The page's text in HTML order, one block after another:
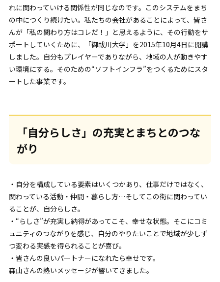
れに関わっていける関係性が同じなのです。このシステムをまち
の中につくり続けたい。私たちの会社があることによって、皆さ
んが「私の関わり方はコレだ！」と思えるように、その行動をサ
ポートしていくために、「御祓川大学」を2015年10月4日に開講
しました。自分もプレイヤーでありながら、地域の人が動きやす
い環境にする。そのための“ソフトインフラ”をつくるためにスタ
ートした事業です。
「自分らしさ」の充実とまちとのつな
がり
・自分を構成している要素はいくつかあり、仕事だけではなく、
関わっている活動・仲間・暮らし方…そしてこの街に関わってい
ることが、自分らしさ。
・“らしさ”が充実し納得があってこそ、幸せな状態。そこにコミ
ュニティのつながりを感じ、自分のやりたいことで地域が少しず
つ変わる実感を得られることが喜び。
・皆さんの良いパートナーになれたら幸せです。
森山さんの熱いメッセージが響いてきました。